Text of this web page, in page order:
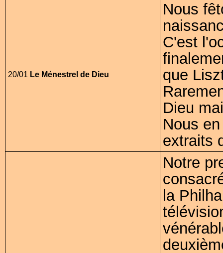
20/01 Le Ménestrel de Dieu
Nous
C'est
que
Dieu
Nous
extraits
Notre
la